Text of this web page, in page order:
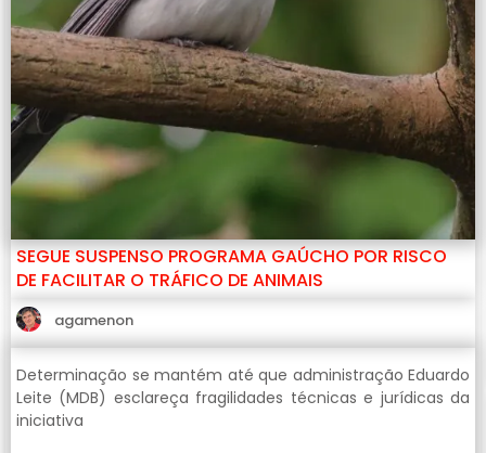
SEGUE SUSPENSO PROGRAMA GAÚCHO POR RISCO
DE FACILITAR O TRÁFICO DE ANIMAIS
agamenon
Determinação se mantém até que administração Eduardo
Leite (MDB) esclareça fragilidades técnicas e jurídicas da
iniciativa